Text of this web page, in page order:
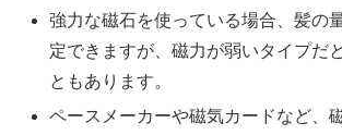
強力な磁石を使っている場合、髪の
定できますが、磁力が弱いタイプだ
ともあります。
ペースメーカーや磁気カードなど、